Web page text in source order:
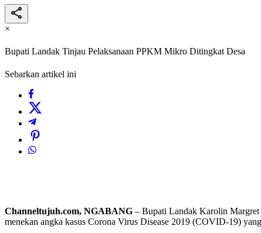
×
Bupati Landak Tinjau Pelaksanaan PPKM Mikro Ditingkat Desa
Sebarkan artikel ini
Channeltujuh.com, NGABANG – Bupati Landak Karolin Margret
menekan angka kasus Corona Virus Disease 2019 (COVID-19)